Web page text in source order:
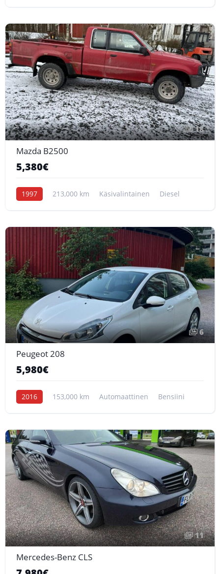
18
Mazda B2500
5,380€
1997 213,000 km Käsivalintainen Diesel
6
Peugeot 208
5,980€
2016 153,000 km Automaattinen Bensiini
11
Mercedes-Benz CLS